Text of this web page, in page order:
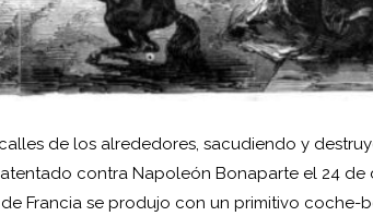
de los alrededores, sacudiendo y
atentado contra Napoleón Bonaparte el 24 de
Francia se produjo con un primitivo coche-